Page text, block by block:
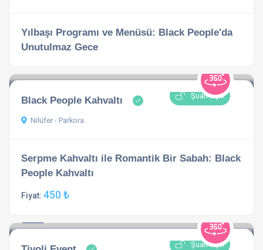
Yılbaşı Programı ve Menüsü: Black People'da
Unutulmaz Gece
Şuan Açık
Black People Kahvaltı
Nilüfer - Parkora
Serpme Kahvaltı ile Romantik Bir Sabah: Black
People Kahvaltı
Fiyat: 450 ₺
Şuan Açık